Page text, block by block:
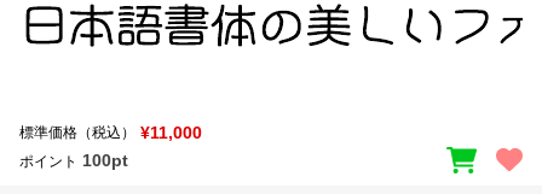
標準価格（税込） ¥11,000
ポイント 100pt